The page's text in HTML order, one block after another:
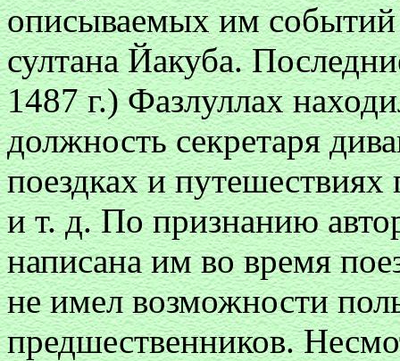
описываемых им событий
султана Йакуба.
1487 г.) Фазлуллах
должность секретаря
поездках и путешествиях
и т. д. По признанию
написана им во время
не имел возможности
предшественников.